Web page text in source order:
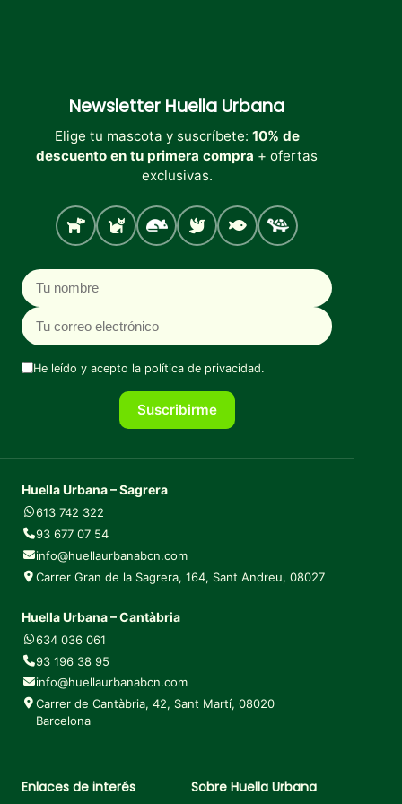
Newsletter Huella Urbana
Elige tu mascota y suscríbete: 10% de
descuento en tu primera compra + ofertas
exclusivas.
Perro Gato Roedores
Aves PecesTortugas
Nombre
Correo electrónico
He leído y acepto la política de privacidad.
Suscribirme
Huella Urbana – Sagrera
613 742 322
93 677 07 54
info@huellaurbanabcn.com
Carrer Gran de la Sagrera, 164, Sant Andreu, 08027
Huella Urbana – Cantàbria
634 036 061
93 196 38 95
info@huellaurbanabcn.com
Carrer de Cantàbria, 42, Sant Martí, 08020
Barcelona
Enlaces de interés Sobre Huella Urbana